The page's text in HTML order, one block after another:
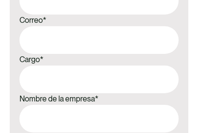
Correo*
Cargo*
Nombre de la empresa*